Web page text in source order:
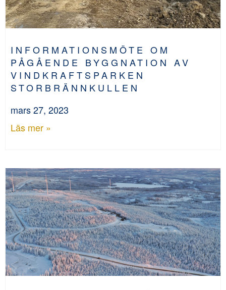
INFORMATIONSMÖTE OM
PÅGÅENDE BYGGNATION AV
VINDKRAFTSPARKEN
STORBRÄNNKULLEN
mars 27, 2023
Läs mer »